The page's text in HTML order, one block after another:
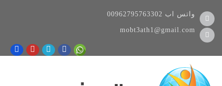
00962795763302 واتس اب
mobt3ath1@gmail.com